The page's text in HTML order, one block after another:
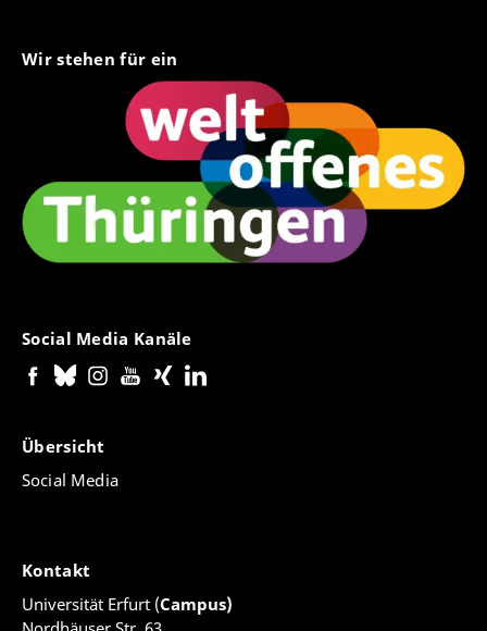
Wir stehen für ein
Social Media Kanäle
Übersicht
Social Media
Kontakt
Universität Erfurt (Campus)